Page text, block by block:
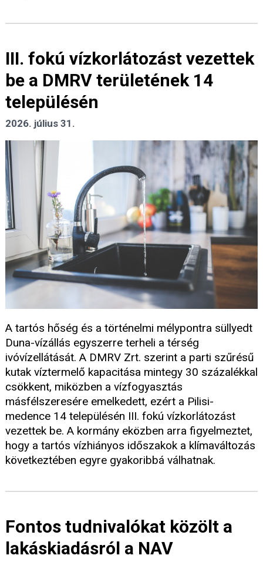
III. fokú vízkorlátozást vezettek
be a DMRV területének 14
településén
2026. július 31.
A tartós hőség és a történelmi mélypontra süllyedt
Duna-vízállás egyszerre terheli a térség
ivóvízellátását. A DMRV Zrt. szerint a parti szűrésű
kutak víztermelő kapacitása mintegy 30 százalékkal
csökkent, miközben a vízfogyasztás
másfélszeresére emelkedett, ezért a Pilisi-
medence 14 településén III. fokú vízkorlátozást
vezettek be. A kormány eközben arra figyelmeztet,
hogy a tartós vízhiányos időszakok a klímaváltozás
következtében egyre gyakoribbá válhatnak.
Fontos tudnivalókat közölt a
lakáskiadásról a NAV